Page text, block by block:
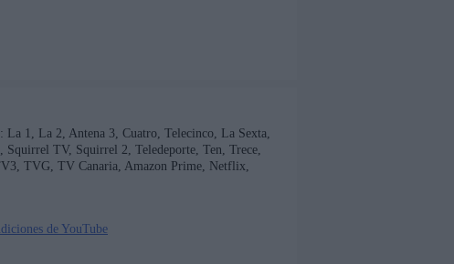
La 1, La 2, Antena 3, Cuatro, Telecinco, La Sexta,
TV, Squirrel 2, Teledeporte, Ten, Trece,
TVG, TV Canaria, Amazon Prime, Netflix,
de YouTube